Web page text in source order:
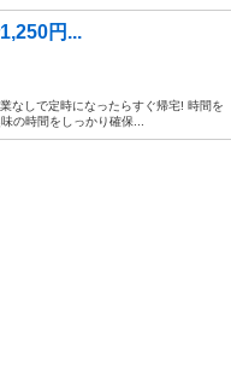
円...
なしで定時になったらすぐ帰宅! 時間を
の時間をしっかり確保...